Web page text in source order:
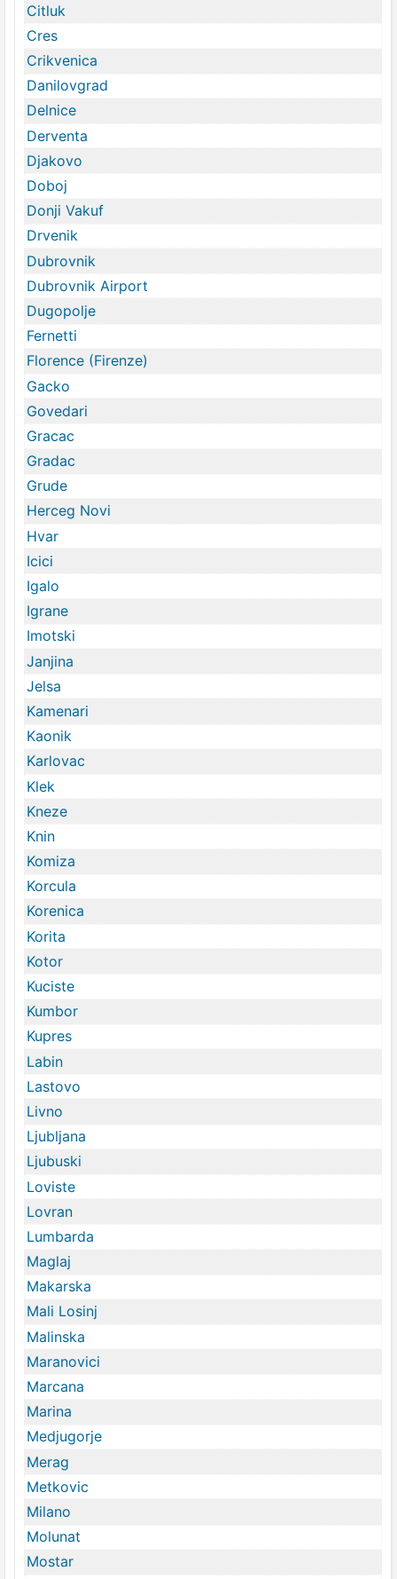
Citluk
Cres
Crikvenica
Danilovgrad
Delnice
Derventa
Djakovo
Doboj
Donji Vakuf
Drvenik
Dubrovnik
Dubrovnik Airport
Dugopolje
Fernetti
Florence (Firenze)
Gacko
Govedari
Gracac
Gradac
Grude
Herceg Novi
Hvar
Icici
Igalo
Igrane
Imotski
Janjina
Jelsa
Kamenari
Kaonik
Karlovac
Klek
Kneze
Knin
Komiza
Korcula
Korenica
Korita
Kotor
Kuciste
Kumbor
Kupres
Labin
Lastovo
Livno
Ljubljana
Ljubuski
Loviste
Lovran
Lumbarda
Maglaj
Makarska
Mali Losinj
Malinska
Maranovici
Marcana
Marina
Medjugorje
Merag
Metkovic
Milano
Molunat
Mostar